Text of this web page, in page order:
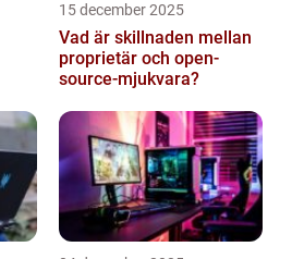
15 december 2025
Vad är skillnaden mellan
proprietär och open-
source-mjukvara?